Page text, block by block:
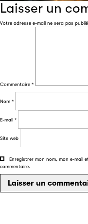
Laisser un
Votre adresse e-mail ne sera pas
Commentaire *
Nom *
E-mail *
Site web
Enregistrer mon nom, mon e-mail
commentaire.
Filéas est une
des acteurs de la